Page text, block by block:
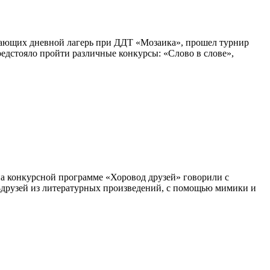
дневной лагерь при ДДТ «Мозаика», прошел турнир
пройти различные конкурсы: «Слово в слове»,
конкурсной программе «Хоровод друзей» говорили с
из литературных произведений, с помощью мимики и